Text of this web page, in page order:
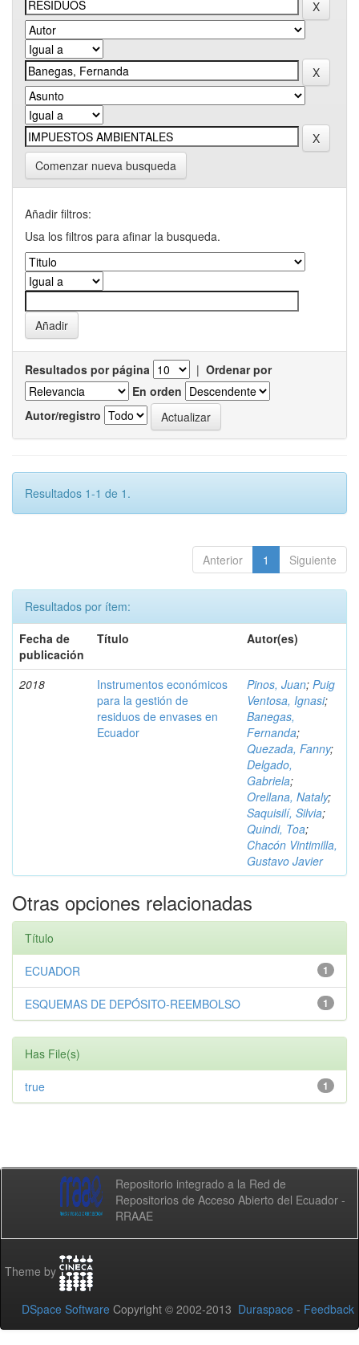
Comenzar nueva busqueda
Añadir filtros:
Usa los filtros para afinar la busqueda.
Resultados por página | Ordenar por
En orden
Autor/registro
Resultados 1-1 de 1.
Anterior 1 Siguiente
Resultados por ítem:
Fecha de
publicación
Título Autor(es)
2018
Instrumentos económicos
para la gestión de
residuos de envases en
Ecuador
Pinos, Juan; Puig
Ventosa, Ignasi;
Banegas,
Fernanda;
Quezada, Fanny;
Delgado,
Gabriela;
Orellana, Nataly;
Saquisilí, Silvia;
Quindi, Toa;
Chacón Vintimilla,
Gustavo Javier
Otras opciones relacionadas
Título
1
ECUADOR
1
ESQUEMAS DE DEPÓSITO-REEMBOLSO
Has File(s)
1
true
Repositorio integrado a la Red de
Repositorios de Acceso Abierto del Ecuador -
RRAAE
Theme by
DSpace Software Copyright © 2002-2013 Duraspace - Feedback